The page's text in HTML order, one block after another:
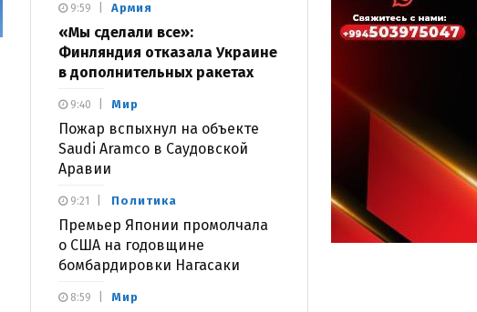
Армия
«Мы сделали все»:
Финляндия отказала Украине
в дополнительных ракетах
9:59
Мир
Пожар вспыхнул на объекте
Saudi Aramco в Саудовской
Аравии
9:40
Политика
Премьер Японии промолчала
о США на годовщине
бомбардировки Нагасаки
9:21
Мир
8:59